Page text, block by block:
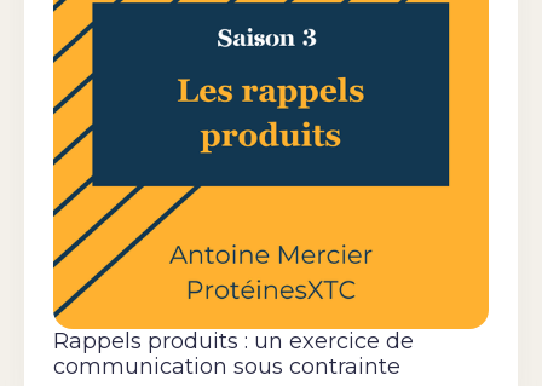
Rappels produits : un exercice de
communication sous contrainte